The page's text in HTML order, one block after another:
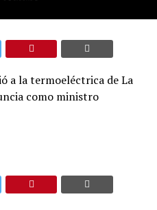
a la termoeléctrica de La
como ministro